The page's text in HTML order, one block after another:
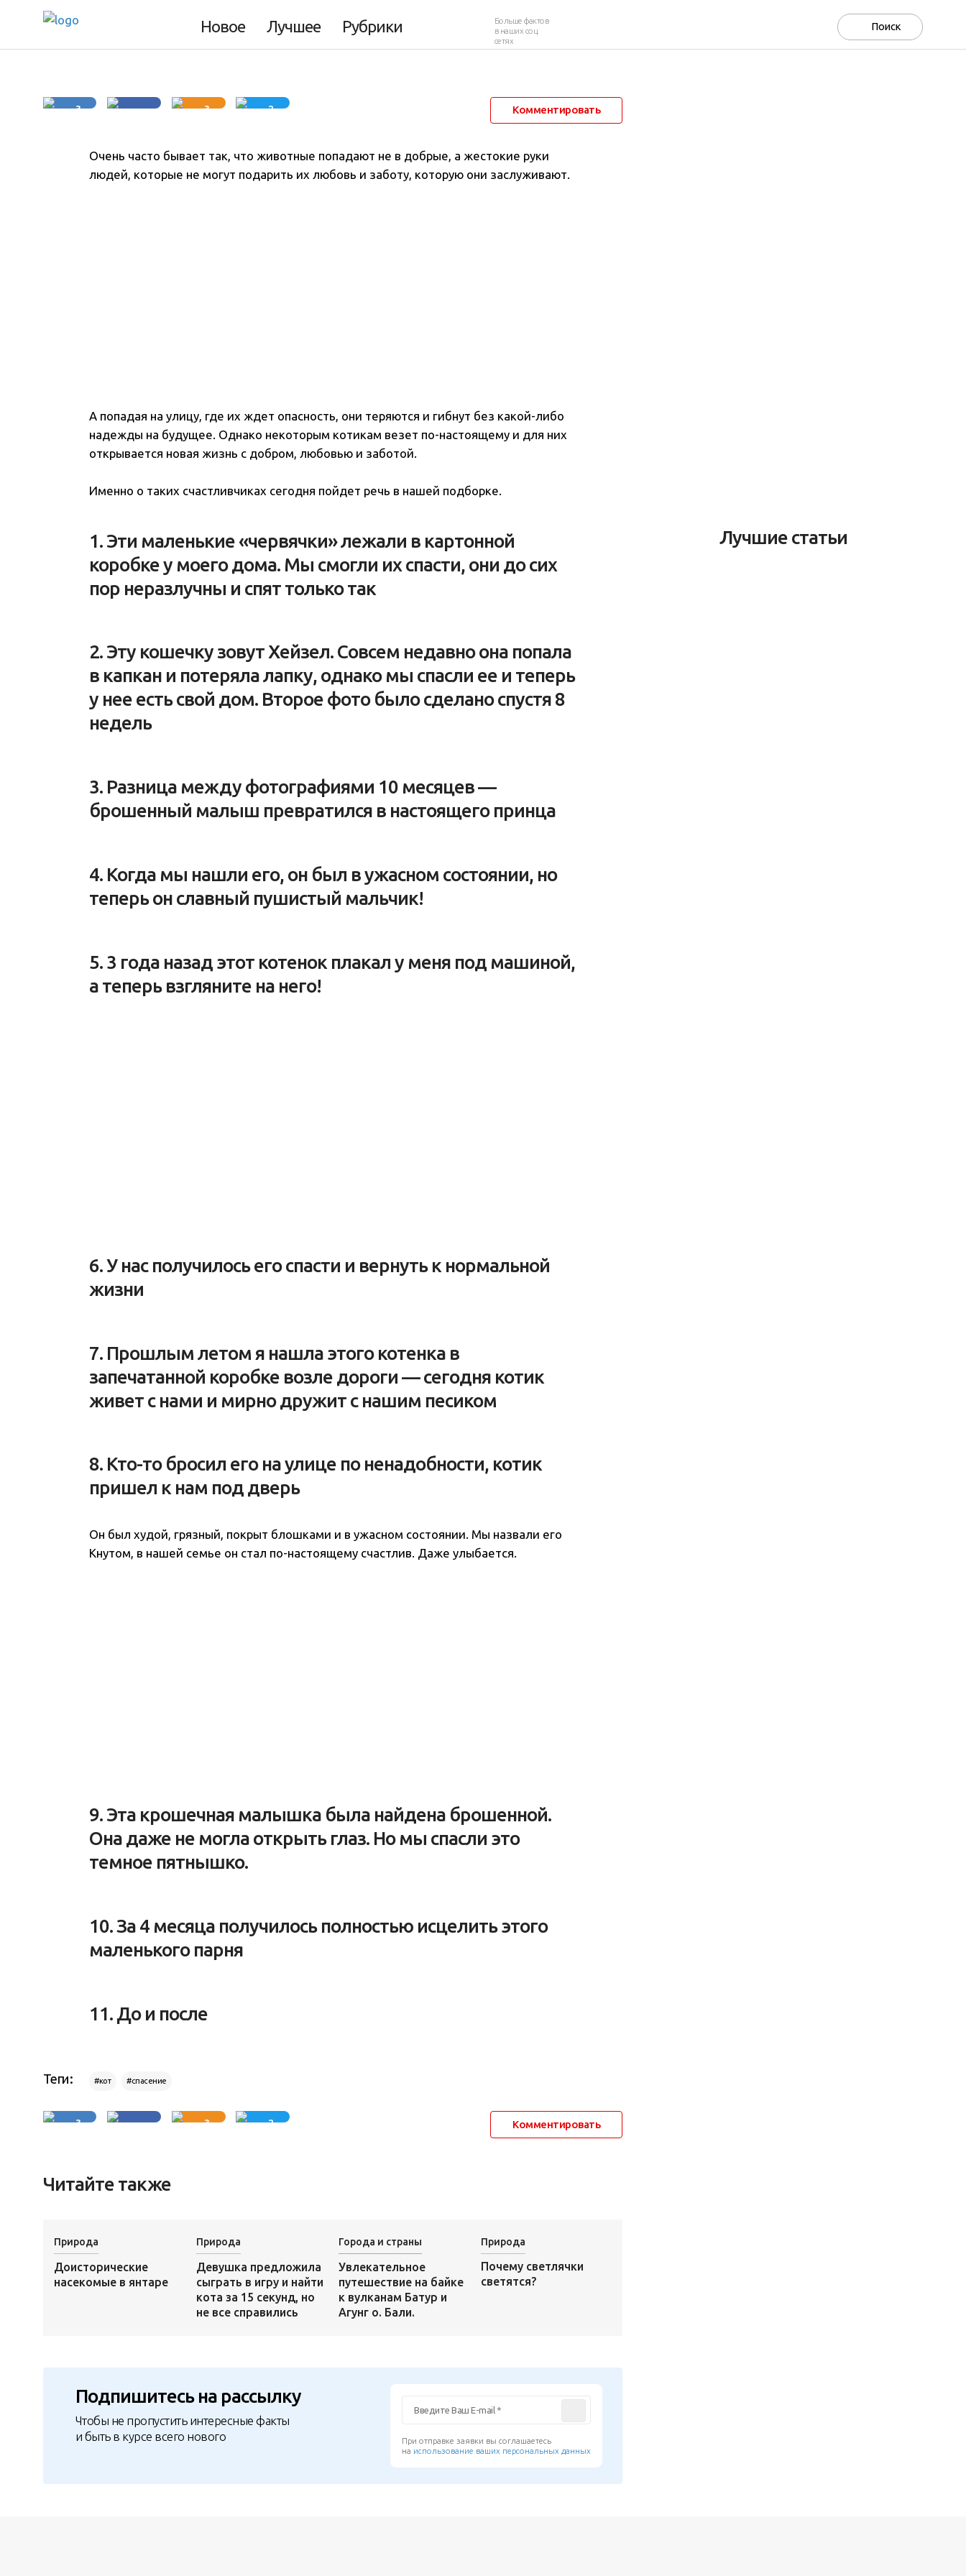
Новое Лучшее Рубрики
Больше фактов
в наших соц.
сетях
3 3 2 Комментировать
Очень часто бывает так, что животные попадают не в добрые, а жестокие руки
людей, которые не могут подарить их любовь и заботу, которую они заслуживают.
А попадая на улицу, где их ждет опасность, они теряются и гибнут без какой-либо
надежды на будущее. Однако некоторым котикам везет по-настоящему и для них
открывается новая жизнь с добром, любовью и заботой.
Именно о таких счастливчиках сегодня пойдет речь в нашей подборке.
1. Эти маленькие «червячки» лежали в картонной
коробке у моего дома. Мы смогли их спасти, они до сих
пор неразлучны и спят только так
2. Эту кошечку зовут Хейзел. Совсем недавно она попала
в капкан и потеряла лапку, однако мы спасли ее и теперь
у нее есть свой дом. Второе фото было сделано спустя 8
недель
3. Разница между фотографиями 10 месяцев —
брошенный малыш превратился в настоящего принца
4. Когда мы нашли его, он был в ужасном состоянии, но
теперь он славный пушистый мальчик!
5. 3 года назад этот котенок плакал у меня под машиной,
а теперь взгляните на него!
6. У нас получилось его спасти и вернуть к нормальной
жизни
7. Прошлым летом я нашла этого котенка в
запечатанной коробке возле дороги — сегодня котик
живет с нами и мирно дружит с нашим песиком
8. Кто-то бросил его на улице по ненадобности, котик
пришел к нам под дверь
Он был худой, грязный, покрыт блошками и в ужасном состоянии. Мы назвали его
Кнутом, в нашей семье он стал по-настоящему счастлив. Даже улыбается.
9. Эта крошечная малышка была найдена брошенной.
Она даже не могла открыть глаз. Но мы спасли это
темное пятнышко.
10. За 4 месяца получилось полностью исцелить этого
маленького парня
11. До и после
Теги: #кот #спасение
3 3 2 Комментировать
Читайте также
Природа
Доисторические
насекомые в янтаре
Природа
Девушка предложила
сыграть в игру и найти
кота за 15 секунд, но
не все справились
Города и страны
Увлекательное
путешествие на байке
к вулканам Батур и
Агунг о. Бали.
Природа
Почему светлячки
светятся?
Подпишитесь на рассылку
Чтобы не пропустить интересные факты
и быть в курсе всего нового
При отправке заявки вы соглашаетесь
на использование ваших персональных данных
Лучшие статьи